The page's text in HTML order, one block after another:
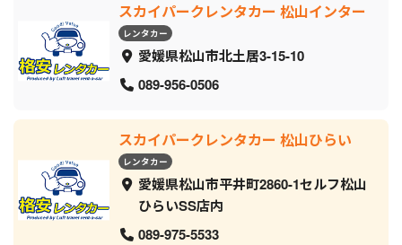
スカイパークレンタカー 松山インター
レンタカー
愛媛県松山市北土居3-15-10
089-956-0506
スカイパークレンタカー 松山ひらい
レンタカー
愛媛県松山市平井町2860-1セルフ松山
ひらいSS店内
089-975-5533